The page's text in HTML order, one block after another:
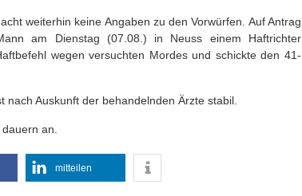
weiterhin keine Angaben zu den Vorwürfen. Auf Antrag
am Dienstag (07.08.) in Neuss einem Haftrichter
wegen versuchten Mordes und schickte den 41-
Auskunft der behandelnden Ärzte stabil.
an.
mitteilen